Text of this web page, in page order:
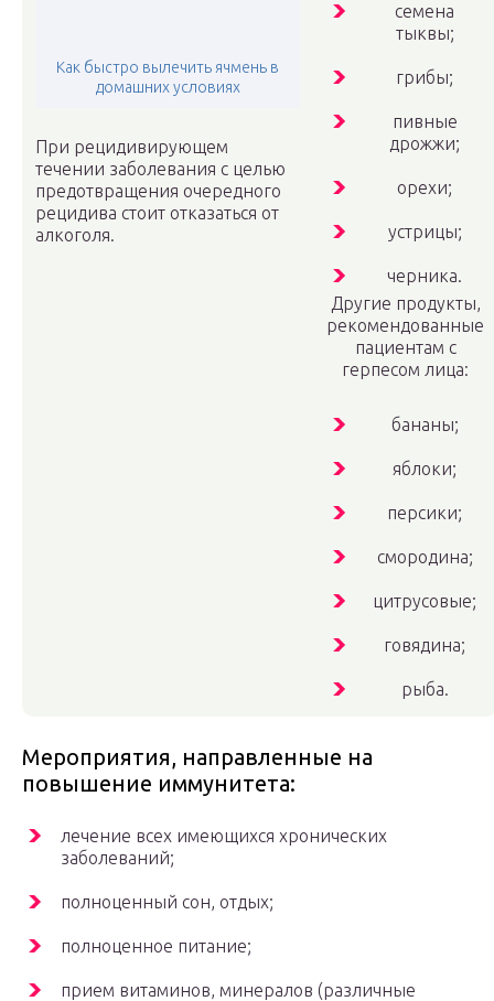
Как быстро вылечить ячмень в
домашних условиях
При рецидивирующем
течении заболевания с целью
предотвращения очередного
рецидива стоит отказаться от
алкоголя.
семена
тыквы;
грибы;
пивные
дрожжи;
орехи;
устрицы;
черника.
Другие продукты,
рекомендованные
пациентам с
герпесом лица:
бананы;
яблоки;
персики;
смородина;
цитрусовые;
говядина;
рыба.
Мероприятия, направленные на
повышение иммунитета:
лечение всех имеющихся хронических
заболеваний;
полноценный сон, отдых;
полноценное питание;
прием витаминов, минералов (различные